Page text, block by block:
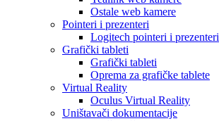
Ostale web kamere
Pointeri i prezenteri
Logitech pointeri i prezenteri
Grafički tableti
Grafički tableti
Oprema za grafičke tablete
Virtual Reality
Oculus Virtual Reality
Uništavači dokumentacije